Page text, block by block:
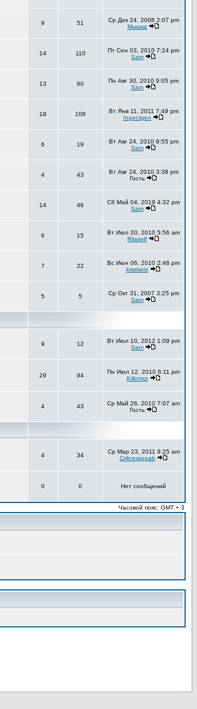
9 51
Ср Дек 24, 2008 2:07 pm
Мышка
14 110
Пт Сен 03, 2010 7:24 pm
Sam
13 60
Пн Авг 30, 2010 9:05 pm
Sam
18 108
Вт Янв 11, 2011 7:49 pm
Ingectgen
6 19
Вт Авг 24, 2010 8:55 pm
Sam
4 43
Вт Авг 24, 2010 3:38 pm
Гость
14 46
Сб Май 04, 2019 4:32 pm
Sam
6 15
Вт Июл 20, 2010 5:56 am
Rilaitelf
7 22
Вс Июн 06, 2010 2:46 pm
kristiskis
5 5
Ср Окт 31, 2007 3:25 pm
Sam
9 12
Вт Июл 10, 2012 1:09 pm
Sam
29 94
Пн Июл 12, 2010 6:11 pm
Killomor
4 43
Ср Май 26, 2010 7:07 am
Гость
4 34
Ср Мар 23, 2011 9:25 am
Crilicerappab
0 0 Нет сообщений
Часовой пояс: GMT + 3